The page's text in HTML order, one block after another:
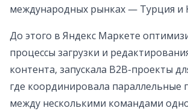
международных рынках — Турция и
До этого в Яндекс Маркете
процессы загрузки и
контента, запускала B2B-проекты
где координировала параллельные
между несколькими командами